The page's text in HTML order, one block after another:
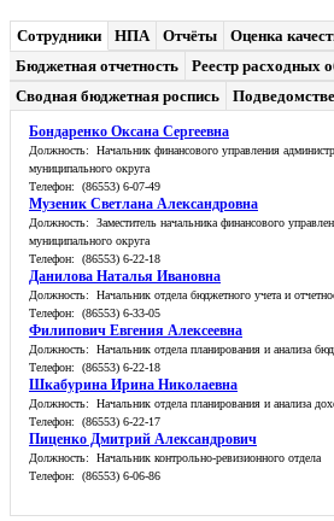
Сотрудники НПА Отчёты
Оценка
Бюджетная отчетность
Реестр расходных
Сводная бюджетная роспись
Бондаренко Оксана Сергеевна
Должность: Начальник финансового управления
муниципального округа
Телефон: (86553) 6-07-49
Музеник Светлана Александровна
Должность: Заместитель начальника финансового
муниципального округа
Телефон: (86553) 6-22-18
Данилова Наталья Ивановна
Должность: Начальник отдела бюджетного учета и
Телефон: (86553) 6-33-05
Филипович Евгения Алексеевна
Должность: Начальник отдела планирования и анализа
Телефон: (86553) 6-22-18
Шкабурина Ирина Николаевна
Должность: Начальник отдела планирования и анализа
Телефон: (86553) 6-22-17
Пиценко Дмитрий Александрович
Должность: Начальник контрольно-ревизионного отдела
Телефон: (86553) 6-06-86